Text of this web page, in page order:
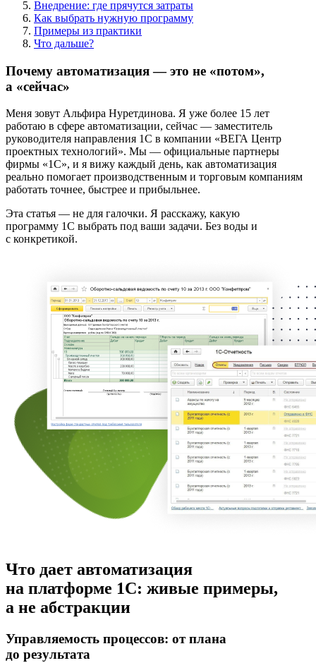
Внедрение: где прячутся затраты
Как выбрать нужную программу
Примеры из практики
Что дальше?
Почему автоматизация — это не «потом»,
а «сейчас»
Меня зовут Альфира Нуретдинова. Я уже более 15 лет
работаю в сфере автоматизации, сейчас — заместитель
руководителя направления 1С в компании «ВЕГА Центр
проектных технологий». Мы — официальные партнеры
фирмы «1С», и я вижу каждый день, как автоматизация
реально помогает производственным и торговым компаниям
работать точнее, быстрее и прибыльнее.
Эта статья — не для галочки. Я расскажу, какую
программу 1С выбрать под ваши задачи. Без воды и
с конкретикой.
Что дает автоматизация
на платформе 1С: живые примеры,
а не абстракции
Управляемость процессов: от плана
до результата